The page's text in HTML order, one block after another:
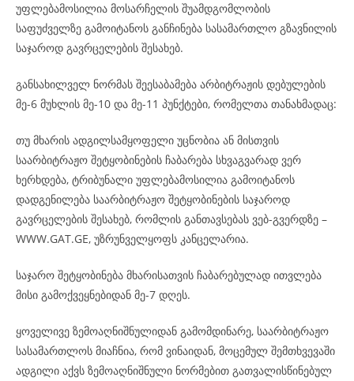
უფლებამოსილია მოსარჩელის შუამდგომლობის
საფუძველზე გამოიტანოს განჩინება სასამართლო გზავნილის
საჯაროდ გავრცელების შესახებ.
განსახილველ ნორმას შეესაბამება არბიტრაჟის დებულების
მე-6 მუხლის მე-10 და მე-11 პუნქტები, რომელთა თანახმადაც:
თუ მხარის ადგილსამყოფელი უცნობია ან მისთვის
საარბიტრაჟო შეტყობინების ჩაბარება სხვაგვარად ვერ
ხერხდება, ტრიბუნალი უფლებამოსილია გამოიტანოს
დადგენილება საარბიტრაჟო შეტყობინების საჯაროდ
გავრცელების შესახებ, რომლის განთავსებას ვებ-გვერდზე –
WWW.GAT.GE, უზრუნველყოფს კანცელარია.
საჯარო შეტყობინება მხარისათვის ჩაბარებულად ითვლება
მისი გამოქვეყნებიდან მე-7 დღეს.
ყოველივე ზემოაღნიშნულიდან გამომდინარე, საარბიტრაჟო
სასამართლოს მიაჩნია, რომ ვინაიდან, მოცემულ შემთხვევაში
ადგილი აქვს ზემოაღნიშნული ნორმებით გათვალისწინებულ